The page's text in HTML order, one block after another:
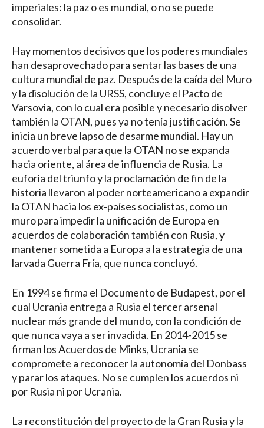
imperiales: la paz o es mundial, o no se puede
consolidar.
Hay momentos decisivos que los poderes mundiales
han desaprovechado para sentar las bases de una
cultura mundial de paz. Después de la caída del Muro
y la disolución de la URSS, concluye el Pacto de
Varsovia, con lo cual era posible y necesario disolver
también la OTAN, pues ya no tenía justificación. Se
inicia un breve lapso de desarme mundial. Hay un
acuerdo verbal para que la OTAN no se expanda
hacia oriente, al área de influencia de Rusia. La
euforia del triunfo y la proclamación de fin de la
historia llevaron al poder norteamericano a expandir
la OTAN hacia los ex-países socialistas, como un
muro para impedir la unificación de Europa en
acuerdos de colaboración también con Rusia, y
mantener sometida a Europa a la estrategia de una
larvada Guerra Fría, que nunca concluyó.
En 1994 se firma el Documento de Budapest, por el
cual Ucrania entrega a Rusia el tercer arsenal
nuclear más grande del mundo, con la condición de
que nunca vaya a ser invadida. En 2014-2015 se
firman los Acuerdos de Minks, Ucrania se
compromete a reconocer la autonomía del Donbass
y parar los ataques. No se cumplen los acuerdos ni
por Rusia ni por Ucrania.
La reconstitución del proyecto de la Gran Rusia y la